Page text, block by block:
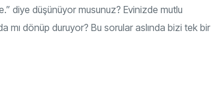
diye düşünüyor musunuz? Evinizde mutlu
mı dönüp duruyor? Bu sorular aslında bizi tek bir